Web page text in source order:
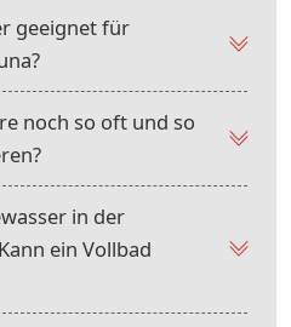
geeignet für
noch so oft und so
in der
ein Vollbad